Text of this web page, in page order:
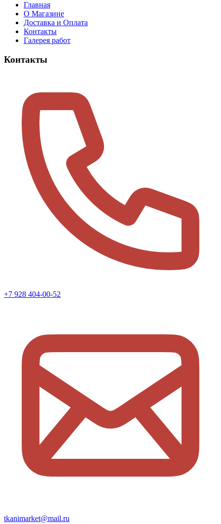
Главная
О Магазине
Доставка и Оплата
Контакты
Галерея работ
Контакты
+7 928 404-00-52
tkanimarket@mail.ru